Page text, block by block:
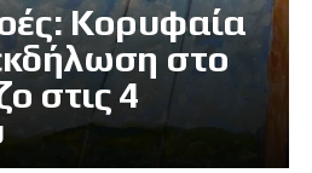
Κορυφαία
στο
στις 4